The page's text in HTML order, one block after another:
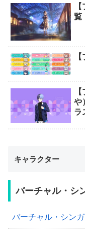
覧
や
ラ
キャラクター
バーチャル・シ
バーチャル・シン